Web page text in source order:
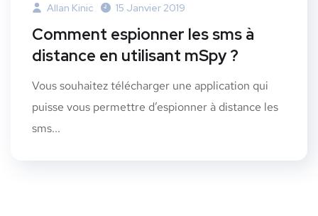
Allan Kinic 15 Janvier 2019
Comment espionner les sms à
distance en utilisant mSpy ?
Vous souhaitez télécharger une application qui
puisse vous permettre d’espionner à distance les
sms...